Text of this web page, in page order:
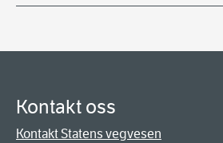
Kontakt oss
Kontakt Statens vegvesen